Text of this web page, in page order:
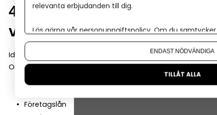
4. Finns stöd när företaget
växer?
Idag kanske du bara behöver ett konto.
Om två år kanske du behöver:
Företagslån
relevanta erbjudanden till dig.
Läs gärna vår personuppgiftspolicy. Om du
Om du vill ändra ditt val i efterhand hittar du den
ENDAST NÖDVÄNDIGA
TILLÅT ALLA